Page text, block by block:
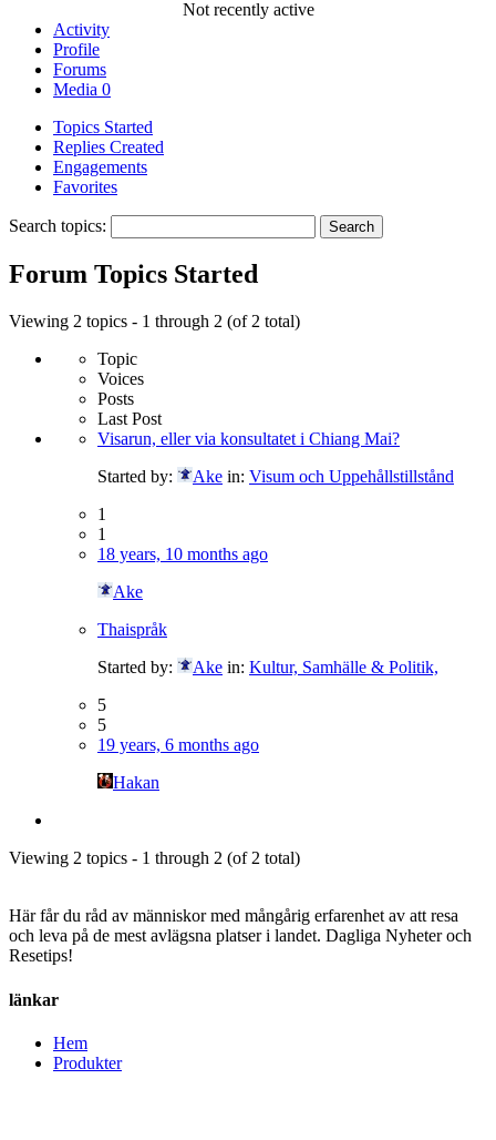
Not recently active
Activity
Profile
Forums
Media 0
Topics Started
Replies Created
Engagements
Favorites
Search topics:
Forum Topics Started
Viewing 2 topics - 1 through 2 (of 2 total)
Topic
Voices
Posts
Last Post
Visarun, eller via konsultatet i Chiang Mai?
Started by:
Ake in: Visum och Uppehållstillstånd
1
1
18 years, 10 months ago
Ake
Thaispråk
Started by:
Ake in: Kultur, Samhälle & Politik,
5
5
19 years, 6 months ago
Hakan
Viewing 2 topics - 1 through 2 (of 2 total)
Här får du råd av människor med mångårig erfarenhet av att resa
och leva på de mest avlägsna platser i landet. Dagliga Nyheter och
Resetips!
länkar
Hem
Produkter